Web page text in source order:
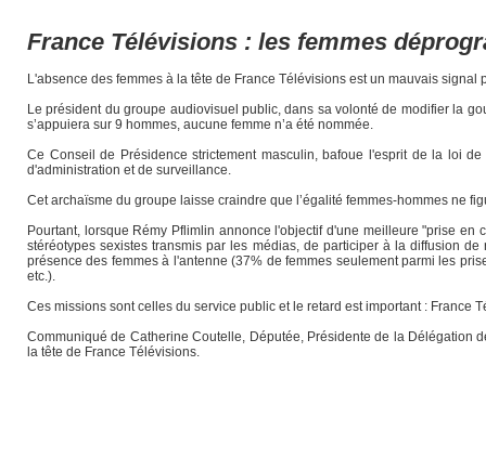
France Télévisions : les femmes
L'absence des femmes à la tête de France Télévisions est un mauvais
Le président du groupe audiovisuel public, dans sa volonté de modifier la
s’appuiera sur 9 hommes, aucune femme n’a été nommée.
Ce Conseil de Présidence strictement masculin, bafoue l'esprit de la loi
d'administration et de surveillance.
Cet archaïsme du groupe laisse craindre que l’égalité femmes-hommes ne
Pourtant, lorsque Rémy Pflimlin annonce l'objectif d'une meilleure "prise
stéréotypes sexistes transmis par les médias, de participer à la diffusion
présence des femmes à l'antenne (37% de femmes seulement parmi les
etc.).
Ces missions sont celles du service public et le retard est important : France
Communiqué de Catherine Coutelle, Députée, Présidente de la Délégation
la tête de France Télévisions.